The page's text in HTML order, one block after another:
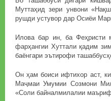
Муттаҳид зери унвони
рушди устувор дар Осиёи
Илова бар ин, ба Феҳристи
фарҳангии Хуттали қадим
баёнгари эътирофи
Он ҳам боиси ифтихор аст,
Маҷмаи Умумии Созмони
«Соли байналмилалии